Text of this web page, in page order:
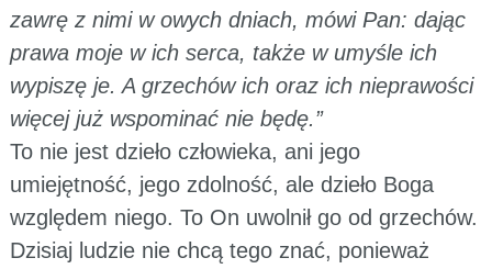
zawrę z nimi w owych dniach, mówi Pan: dając
prawa moje w ich serca, także w umyśle ich
wypiszę je. A grzechów ich oraz ich nieprawości
więcej już wspominać nie będę.”
To nie jest dzieło człowieka, ani jego
umiejętność, jego zdolność, ale dzieło Boga
względem niego. To On uwolnił go od grzechów.
Dzisiaj ludzie nie chcą tego znać, ponieważ